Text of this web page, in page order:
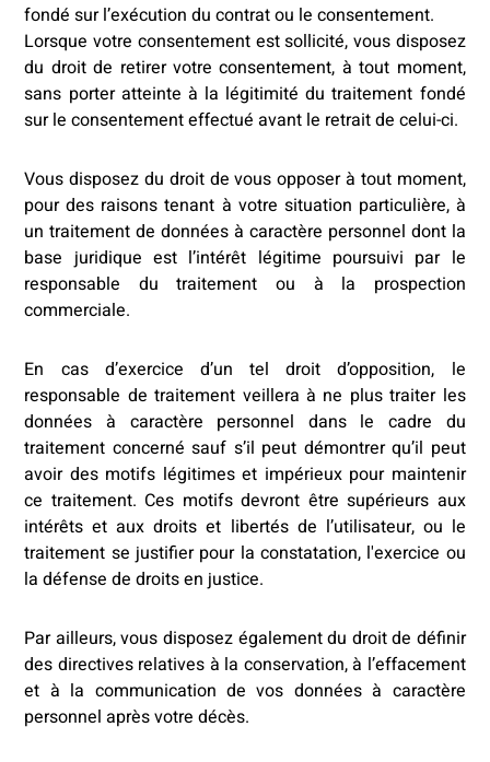
fondé sur l’exécution du contrat ou le consentement.
Lorsque votre consentement est sollicité, vous disposez
du droit de retirer votre consentement, à tout moment,
sans porter atteinte à la légitimité du traitement fondé
sur le consentement effectué avant le retrait de celui-ci.
Vous disposez du droit de vous opposer à tout moment,
pour des raisons tenant à votre situation particulière, à
un traitement de données à caractère personnel dont la
base juridique est l’intérêt légitime poursuivi par le
responsable du traitement ou à la prospection
commerciale.
En cas d’exercice d’un tel droit d’opposition, le
responsable de traitement veillera à ne plus traiter les
données à caractère personnel dans le cadre du
traitement concerné sauf s’il peut démontrer qu’il peut
avoir des motifs légitimes et impérieux pour maintenir
ce traitement. Ces motifs devront être supérieurs aux
intérêts et aux droits et libertés de l’utilisateur, ou le
traitement se justifier pour la constatation, l'exercice ou
la défense de droits en justice.
Par ailleurs, vous disposez également du droit de définir
des directives relatives à la conservation, à l’effacement
et à la communication de vos données à caractère
personnel après votre décès.